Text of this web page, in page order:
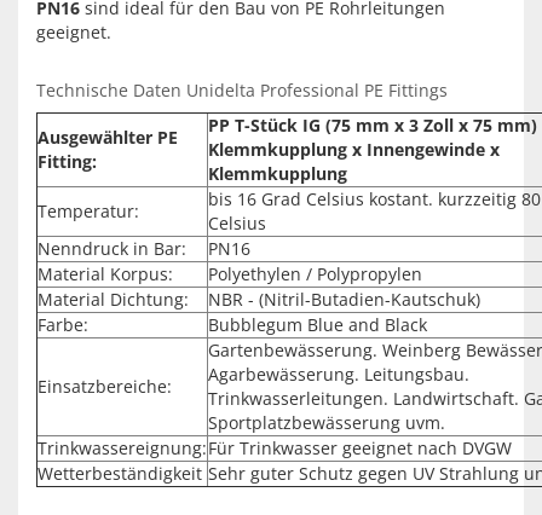
PN16 sind ideal für den Bau von PE Rohrleitungen
geeignet.
Technische Daten Unidelta Professional PE Fittings
Ausgewählter PE
Fitting:
PP T-Stück IG (75 mm x 3 Zoll x 75 mm)
Klemmkupplung x Innengewinde x
Klemmkupplung
Temperatur:
bis 16 Grad Celsius kostant. kurzzeitig
Celsius
Nenndruck in Bar:
PN16
Material Korpus:
Polyethylen / Polypropylen
Material Dichtung:
NBR - (Nitril-Butadien-Kautschuk)
Farbe:
Bubblegum Blue and Black
Einsatzbereiche:
Gartenbewässerung. Weinberg
Agarbewässerung. Leitungsbau.
Trinkwasserleitungen. Landwirtschaft.
Sportplatzbewässerung uvm.
Trinkwassereignung:Für Trinkwasser geeignet nach DVGW
Wetterbeständigkeit Sehr guter Schutz gegen UV Strahlung